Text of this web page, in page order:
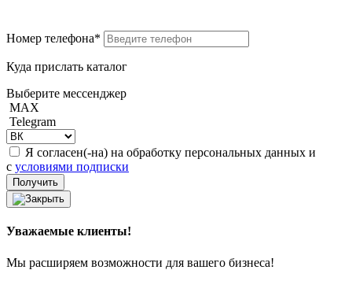
Номер телефона*
Куда прислать каталог
Выберите мессенджер
MAX
Telegram
Я согласен(-на) на обработку персональных данных и
с условиями подписки
Уважаемые клиенты!
Мы расширяем возможности для вашего бизнеса!